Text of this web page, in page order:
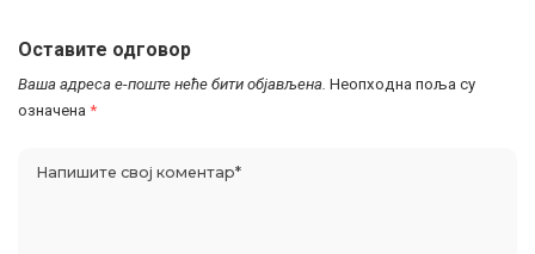
Оставите одговор
Ваша адреса е-поште неће бити објављена. Неопходна поља су
означена *